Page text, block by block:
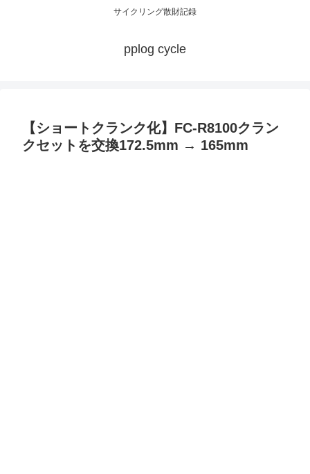
サイクリング散財記録
pplog cycle
【ショートクランク化】FC-R8100クラン
クセットを交換172.5mm → 165mm